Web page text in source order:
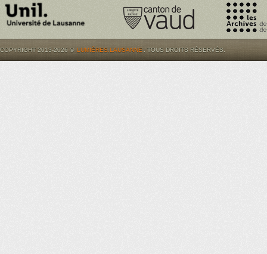
COPYRIGHT 2013-2026 © LUMIÈRES.LAUSANNE . TOUS DROITS RÉSERVÉS.